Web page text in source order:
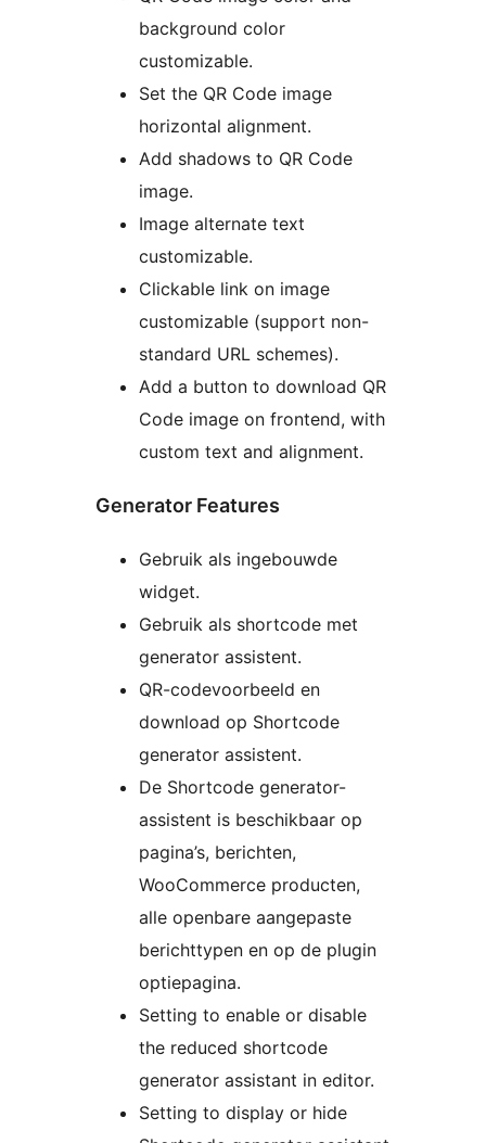
background color
customizable.
Set the QR Code image
horizontal alignment.
Add shadows to QR Code
image.
Image alternate text
customizable.
Clickable link on image
customizable (support non-
standard URL schemes).
Add a button to download QR
Code image on frontend, with
custom text and alignment.
Generator Features
Gebruik als ingebouwde
widget.
Gebruik als shortcode met
generator assistent.
QR-codevoorbeeld en
download op Shortcode
generator assistent.
De Shortcode generator-
assistent is beschikbaar op
pagina’s, berichten,
WooCommerce producten,
alle openbare aangepaste
berichttypen en op de plugin
optiepagina.
Setting to enable or disable
the reduced shortcode
generator assistant in editor.
Setting to display or hide